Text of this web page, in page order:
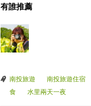
有誰推薦
南投旅遊
南投旅遊住宿
食
水里兩天一夜